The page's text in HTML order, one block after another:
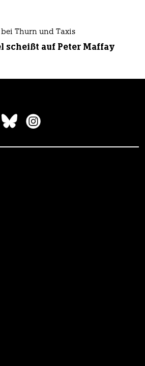
bei Thurn und Taxis
scheißt auf Peter Maffay